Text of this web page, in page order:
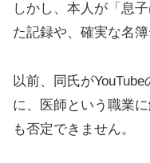
しかし、本人が「息
た記録や、確実な名
以前、同氏が
に、医師という職業
も否定できません。